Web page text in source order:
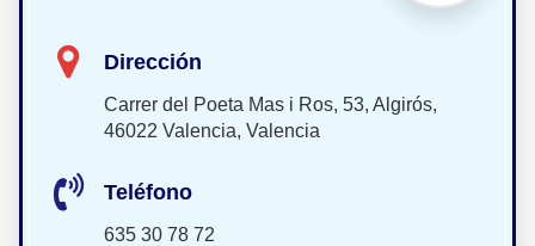
Dirección
Carrer del Poeta Mas i Ros, 53, Algirós,
46022 Valencia, Valencia
Teléfono
635 30 78 72